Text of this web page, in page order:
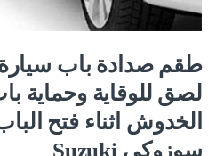
طقم صدادة باب
لصق للوقاية وحماية
سوزوكى Suzuki